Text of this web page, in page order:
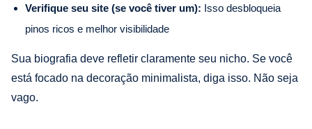
Verifique seu site (se você tiver um): Isso desbloqueia
pinos ricos e melhor visibilidade
Sua biografia deve refletir claramente seu nicho. Se você
está focado na decoração minimalista, diga isso. Não seja
vago.